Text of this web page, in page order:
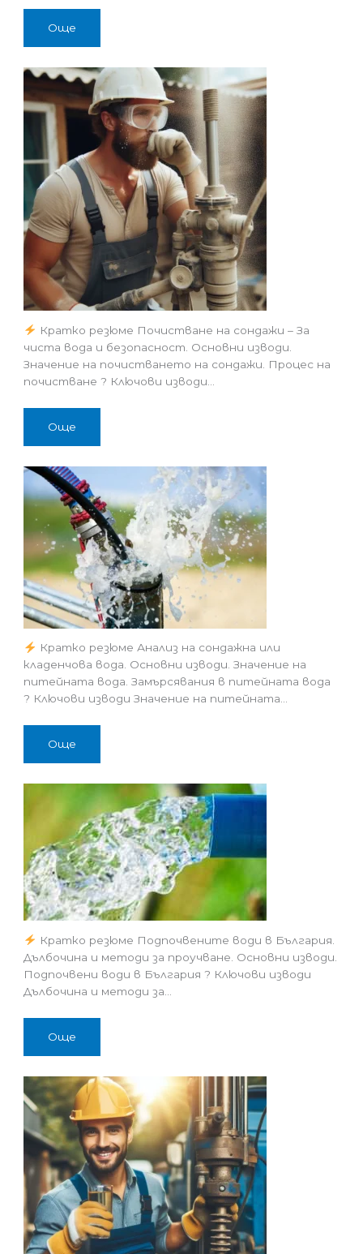
Още
Кратко резюме Почистване на сондажи – За
чиста вода и безопасност. Основни изводи.
Значение на почистването на сондажи. Процес на
почистване ? Ключови изводи…
Още
Кратко резюме Анализ на сондажна или
кладенчова вода. Основни изводи. Значение на
питейната вода. Замърсявания в питейната вода
? Ключови изводи Значение на питейната…
Още
Кратко резюме Подпочвените води в България.
Дълбочина и методи за проучване. Основни изводи.
Подпочвени води в България ? Ключови изводи
Дълбочина и методи за…
Още